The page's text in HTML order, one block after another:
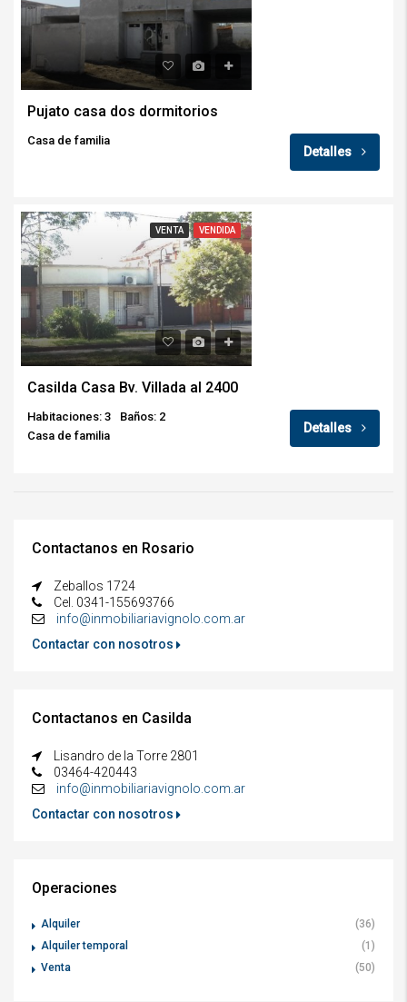
Pujato casa dos dormitorios
Casa de familia
Detalles
VENTA VENDIDA
Casilda Casa Bv. Villada al 2400
Habitaciones: 3
Baños: 2
Casa de familia
Detalles
Contactanos en Rosario
Zeballos 1724
Cel. 0341-155693766
info@inmobiliariavignolo.com.ar
Contactar con nosotros
Contactanos en Casilda
Lisandro de la Torre 2801
03464-420443
info@inmobiliariavignolo.com.ar
Contactar con nosotros
Operaciones
Alquiler
(36)
Alquiler temporal
(1)
Venta
(50)